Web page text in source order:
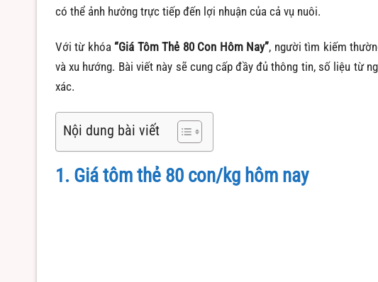
có thể ảnh hưởng trực tiếp đến lợi nhuận của cả vụ nuôi.
Với từ khóa “Giá Tôm Thẻ 80 Con Hôm Nay”, người tìm kiếm
và xu hướng. Bài viết này sẽ cung cấp đầy đủ thông tin, số liệu từ
xác.
Nội dung bài viết
1. Giá tôm thẻ 80 con/kg hôm nay